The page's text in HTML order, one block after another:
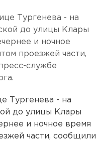
Тургенева - на
до улицы Клары
и ночное
проезжей части,
службе
Тургенева - на
до улицы Клары
и ночное время
части, сообщили